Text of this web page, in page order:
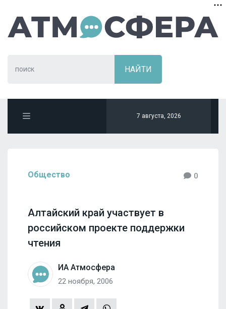
7 августа, 2026
Общество 0
Алтайский край участвует в
российском проекте поддержки
чтения
ИА Атмосфера
22 ноября, 2006